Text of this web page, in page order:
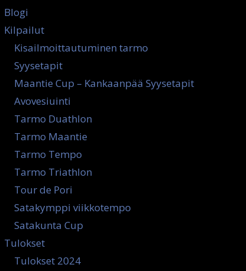
Blogi
Kilpailut
Kisailmoittautuminen tarmo
Syysetapit
Maantie Cup – Kankaanpää Syysetapit
Avovesiuinti
Tarmo Duathlon
Tarmo Maantie
Tarmo Tempo
Tarmo Triathlon
Tour de Pori
Satakymppi viikkotempo
Satakunta Cup
Tulokset
Tulokset 2024